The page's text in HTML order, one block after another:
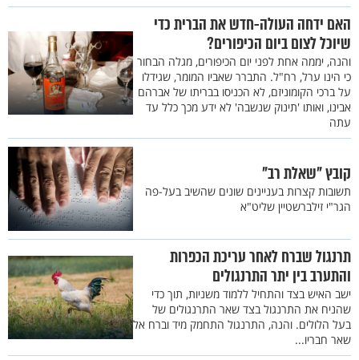
האם ידחה העולה-חדש את הברית כדי
שיוכל לצום ביום הכיפורים?
והנה, יממה אחת לפני יום הכיפורים, מגלה הבחור
כי הינו ערל, רח"ל. התברר שאביו המומר, שגידלו
על ברכי הקומוניזם, לא הכניסו בבריתו של אברהם
אבינו, ואותו 'תינוק שנשבה' לא ידע מכך כלל עד
עתה
קובץ "שאלת רב"
תשובות קצרות בעניינים שונים שהשיב בעל-פה
הגר"י זילברשטיין שליט"א
תרנגול שברח לאחר עריכת הכפרות
והתערב בין יתר התרנגולים
ישב האיש בצד והתחיל ללמוד משניות, תוך כדי
שהניח את התרנגול בצד שאר התרנגולים של
בעל הלולים. והנה, התרנגול התחמק מיד וברח אל
שאר חבריו...